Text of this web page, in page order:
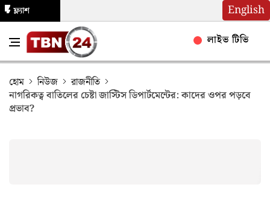
English
ফ্ল্যাশ
লাইভ টিভি
হোম নিউজ
রাজনীতি
নাগরিকত্ব বাতিলের চেষ্টা জাস্টিস ডিপার্টমেন্টের: কাদের ওপর পড়বে
প্রভাব?